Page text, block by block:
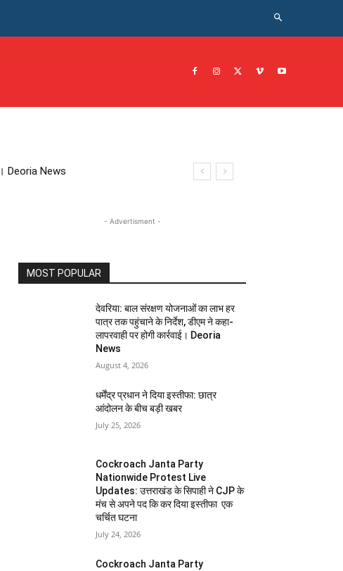
JOB नोकरी सरकारी योजना
Deoria News
- Advertisment -
MOST POPULAR
देवरिया: बाल संरक्षण योजनाओं का लाभ हर
पात्र तक पहुंचाने के निर्देश, डीएम ने कहा-
लापरवाही पर होगी कार्रवाई। Deoria
News
August 4, 2026
धर्मेंद्र प्रधान ने दिया इस्तीफा: छात्र
आंदोलन के बीच बड़ी खबर
July 25, 2026
Cockroach Janta Party
Nationwide Protest Live
Updates: उत्तराखंड के सिपाही ने CJP के
मंच से अपने पद कि कर दिया इस्तीफा एक
चर्चित घटना
July 24, 2026
Cockroach Janta Party